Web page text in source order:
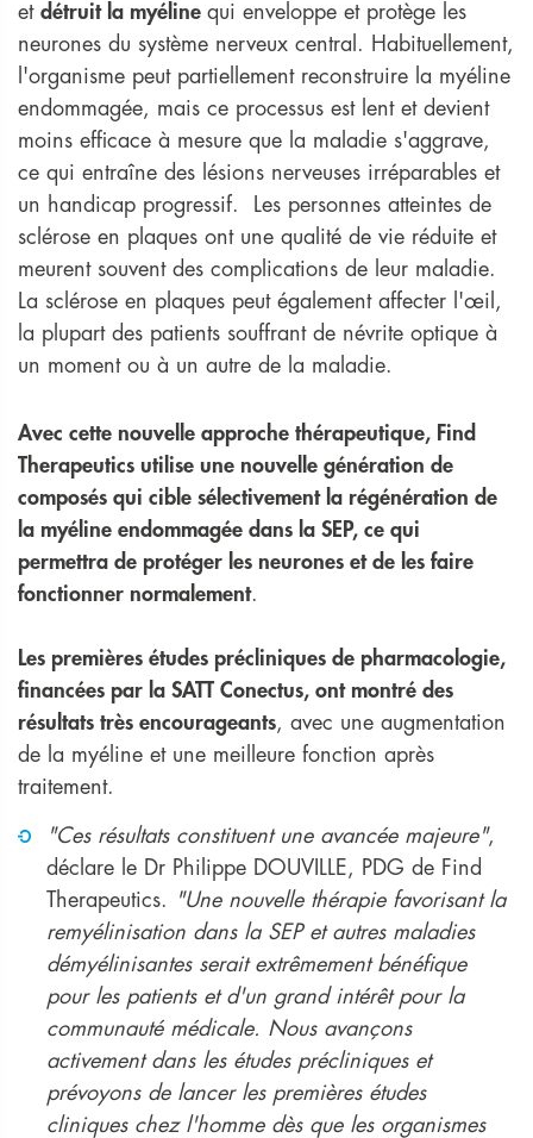
et détruit la myéline qui enveloppe et protège les
neurones du système nerveux central. Habituellement,
l'organisme peut partiellement reconstruire la myéline
endommagée, mais ce processus est lent et devient
moins efficace à mesure que la maladie s'aggrave,
ce qui entraîne des lésions nerveuses irréparables et
un handicap progressif. Les personnes atteintes de
sclérose en plaques ont une qualité de vie réduite et
meurent souvent des complications de leur maladie.
La sclérose en plaques peut également affecter l'œil,
la plupart des patients souffrant de névrite optique à
un moment ou à un autre de la maladie.
Avec cette nouvelle approche thérapeutique, Find
Therapeutics utilise une nouvelle génération de
composés qui cible sélectivement la régénération de
la myéline endommagée dans la SEP, ce qui
permettra de protéger les neurones et de les faire
fonctionner normalement.
Les premières études précliniques de pharmacologie,
financées par la SATT Conectus, ont montré des
résultats très encourageants, avec une augmentation
de la myéline et une meilleure fonction après
traitement.
"Ces résultats constituent une avancée majeure",
déclare le Dr Philippe DOUVILLE, PDG de Find
Therapeutics.
"Une nouvelle thérapie favorisant la
remyélinisation dans la SEP et autres maladies
démyélinisantes serait extrêmement bénéfique
pour les patients et d'un grand intérêt pour la
communauté médicale. Nous avançons
activement dans les études précliniques et
prévoyons de lancer les premières études
cliniques chez l'homme dès que les organismes